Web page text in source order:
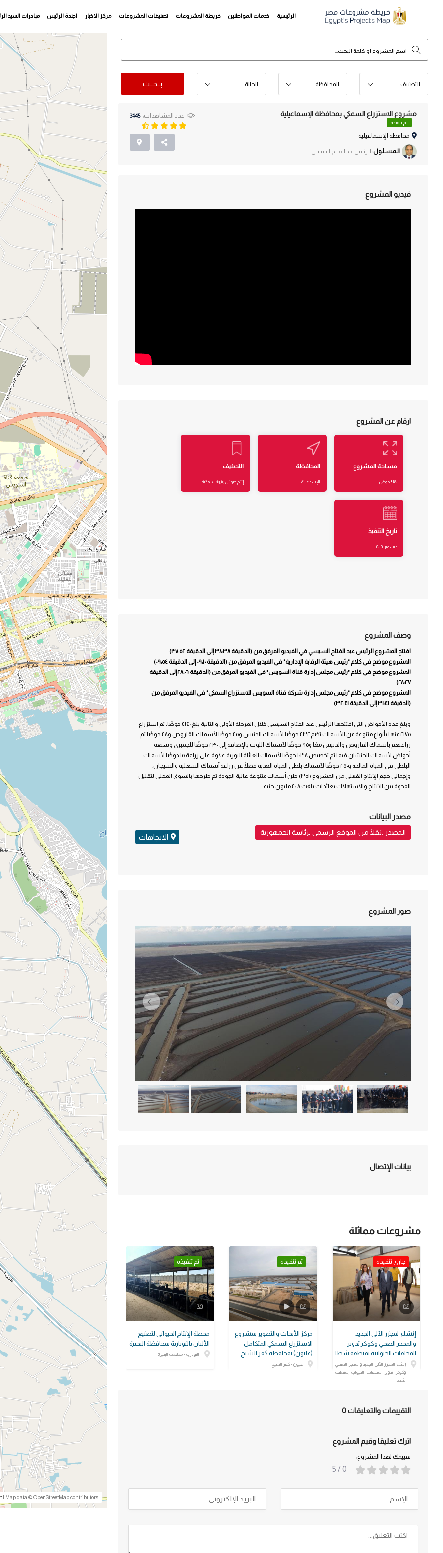
الرئيسية خدمات المواطنين خريطة المشروعات تصنيفات المشروعات مركز الاخبار اجندة الرئيس مبادرات السيد
| Map data © OpenStreetMap contributors
التصنيف المحافظة الحالة بــحــث
مشروع الاستزراع السمكي بمحافظة الإسماعيلية
تم تنفيذه
محافظة الإسماعيلية
الـمـسـئـول: الرئيس عبد الفتاح السيسي
عدد المشاهدات: 3445
فيديو المشروع
ارقام عن المشروع
مساحة المشروع
٤١٤٠ حوض
المحافظة
الإسماعيلية
التصنيف
إنتاج حيوانى وثروة سمكية
تاريخ التنفيذ
ديسمبر ٢٠١٦
وصف المشروع
افتتح المشروع الرئيس عبد الفتاح السيسي في الفيديو المرفق من (الدقيقة ٣٨:٣٨ إلى الدقيقة ٣٨:٥٢)
المشروع موضح في كلام "رئيس هيئة الرقابة الإدارية" في الفيديو المرفق من (الدقيقة ٠٩:١٠ إلى الدقيقة ٠٩:٥٤)
المشروع موضح في كلام "رئيس مجلس إدارة قناة السويس" في الفيديو المرفق من (الدقيقة ٢٨:٠٦ إلى الدقيقة
٢٨:٢٧)
المشروع موضح في كلام "رئيس مجلس إدارة شركة قناة السويس للاستزراع السمكي" في الفيديو المرفق من
(الدقيقة ٣١:٤١ إلى الدقيقة ٣٢:٤١)
وبلغ عدد الأحواض التي افتتحها الرئيس عبد الفتاح السيسي خلال المرحلة الأولى والثانية بلغ ٤١٤٠ حوضًا، تم استزراع
٢١٧٥ منها بأنواع متنوعة من الأسماك تضم ٤٣٢ حوضًا لأسماك الدنيس و٤٥ حوضًا لأسماك القاروص و٤٨ حوضًا تم
زراعتهم بأسماك القاروص والدنيس معًا و٩٥ حوضًا لأسماك اللوت بالإضافة إلى ٢٣٠ حوضًا للجمبري وسبعة
أحواض لأسماك الحنشان فيما تم تخصيص ١٠٣٨ حوضًا لأسماك العائلة البورية علاوة على زراعة ١٥ حوضًا لأسماك
البلطي في المياه المالحة و٢٥٠ حوضًا لأسماك بلطى المياه العذبة فضلًا عن زراعة أسماك السهلية والسيجان.
وإجمالي حجم الإنتاج الفعلي من المشروع (٣٥١) طن أسماك متنوعة عالية الجودة تم طرحها بالسوق المحلى لتقليل
الفجوة بين الإنتاج والاستهلاك بعائدات بلغت ٤٠.٨ مليون جنيه.
مصدر البيانات
المصدر :نقلًا من الموقع الرسمي لرئاسة الجمهورية
الاتجاهات
صور المشروع
السابق التالي
بيانات الإتصال
مشروعات مماثلة
تم تنفيذه
محطة الإنتاج الحيواني لتصنيع
الألبان بالنوبارية بمحافظة البحيرة
النوبارية - محافظة البحيرة
تم تنفيذه
مركز الأبحاث والتطوير بمشروع
الاستزراع السمكي المتكامل
(غليون) بمحافظة كفر الشيخ
غليون - كفر الشيخ
جارى تنفيذه
إنشاء المجزر الآلى الجديد
والمحجر الصحي وكوكر تدوير
المخلفات الحيوانية بمنطقة شطا
إنشاء المجزر الآلى الجديد والمحجر الصحي
وكوكر تدوير المخلفات الحيوانية بمنطقة
شطا
التقييمات والتعليقات0
اترك تعليقا وقيم المشروع
تقييمك لهذا المشروع:
0
/ 5